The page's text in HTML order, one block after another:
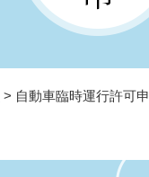
> 自動車臨時運行許可